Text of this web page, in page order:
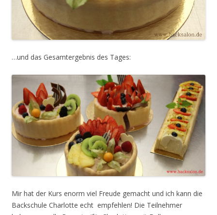
…und das Gesamtergebnis des Tages:
Mir hat der Kurs enorm viel Freude gemacht und ich kann die
Backschule Charlotte echt empfehlen! Die Teilnehmer